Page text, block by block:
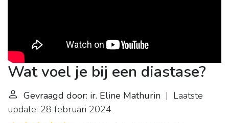
Wat voel je bij een diastase?
Gevraagd door: ir. Eline Mathurin | Laatste
update: 28 februari 2024